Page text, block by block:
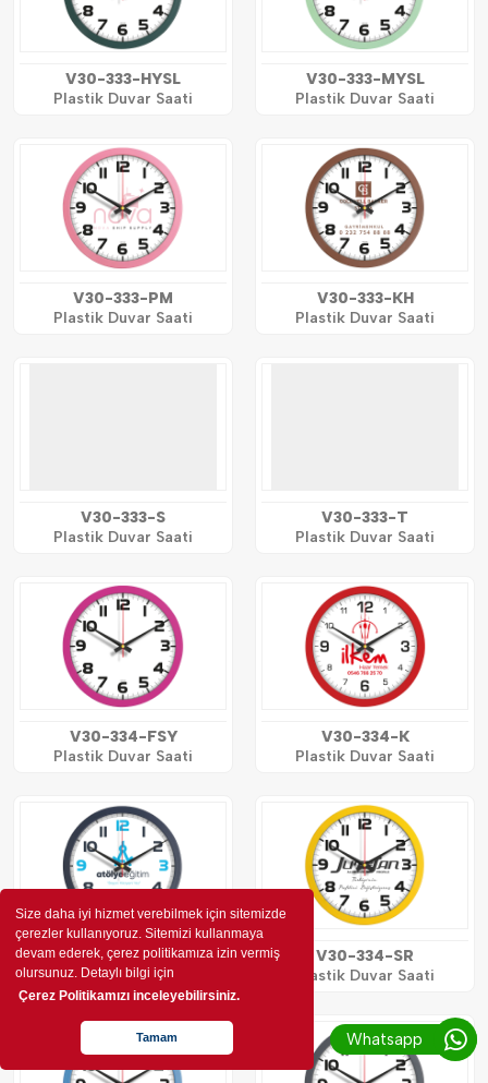
Size daha iyi hizmet verebilmek için sitemizde
çerezler kullanıyoruz. Sitemizi kullanmaya
devam ederek, çerez politikamıza izin vermiş
olursunuz. Detaylı bilgi için
Çerez Politikamızı inceleyebilirsiniz.
Tamam
V30-333-HYSL
Plastik Duvar Saati
V30-333-MYSL
Plastik Duvar Saati
V30-333-PM
Plastik Duvar Saati
V30-333-KH
Plastik Duvar Saati
V30-333-S
Plastik Duvar Saati
V30-333-T
Plastik Duvar Saati
V30-334-FSY
Plastik Duvar Saati
V30-334-K
Plastik Duvar Saati
V30-334-L
Plastik Duvar Saati
V30-334-SR
Plastik Duvar Saati
Whatsapp